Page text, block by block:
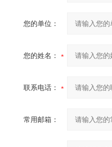
您的单位：
您的姓名：
联系电话：
常用邮箱：